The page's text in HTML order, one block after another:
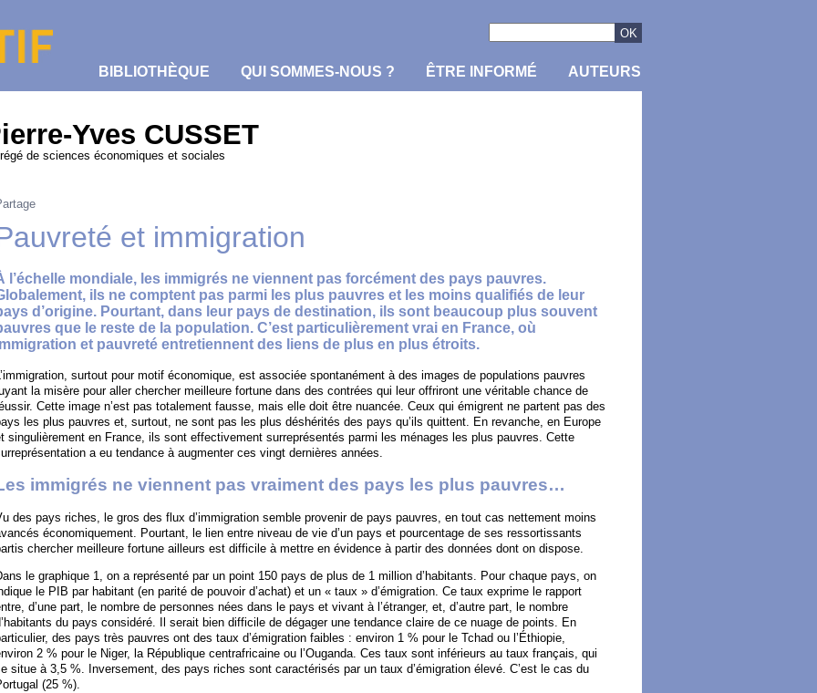
BIBLIOTHÈQUE QUI SOMMES-NOUS ? ÊTRE INFORMÉ AUTEURS
Yves CUSSET
de sciences économiques et sociales
et immigration
l’échelle mondiale, les immigrés ne viennent pas forcément des pays pauvres.
ils ne comptent pas parmi les plus pauvres et les moins qualifiés de leur
d’origine. Pourtant, dans leur pays de destination, ils sont beaucoup plus souvent
que le reste de la population. C’est particulièrement vrai en France, où
et pauvreté entretiennent des liens de plus en plus étroits.
surtout pour motif économique, est associée spontanément à des images de populations pauvres
la misère pour aller chercher meilleure fortune dans des contrées qui leur offriront une véritable chance de
Cette image n’est pas totalement fausse, mais elle doit être nuancée. Ceux qui émigrent ne partent pas des
les plus pauvres et, surtout, ne sont pas les plus déshérités des pays qu’ils quittent. En revanche, en Europe
singulièrement en France, ils sont effectivement surreprésentés parmi les ménages les plus pauvres. Cette
a eu tendance à augmenter ces vingt dernières années.
immigrés ne viennent pas vraiment des pays les plus pauvres…
des pays riches, le gros des flux d’immigration semble provenir de pays pauvres, en tout cas nettement moins
économiquement. Pourtant, le lien entre niveau de vie d’un pays et pourcentage de ses ressortissants
chercher meilleure fortune ailleurs est difficile à mettre en évidence à partir des données dont on dispose.
le graphique 1, on a représenté par un point 150 pays de plus de 1 million d’habitants. Pour chaque pays, on
le PIB par habitant (en parité de pouvoir d’achat) et un « taux » d’émigration. Ce taux exprime le rapport
d’une part, le nombre de personnes nées dans le pays et vivant à l’étranger, et, d’autre part, le nombre
du pays considéré. Il serait bien difficile de dégager une tendance claire de ce nuage de points. En
des pays très pauvres ont des taux d’émigration faibles : environ 1 % pour le Tchad ou l’Éthiopie,
2 % pour le Niger, la République centrafricaine ou l’Ouganda. Ces taux sont inférieurs au taux français, qui
situe à 3,5 %. Inversement, des pays riches sont caractérisés par un taux d’émigration élevé. C’est le cas du
(25 %).